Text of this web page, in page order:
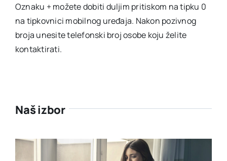
Oznaku + možete dobiti duljim pritiskom na tipku 0
na tipkovnici mobilnog uređaja. Nakon pozivnog
broja unesite telefonski broj osobe koju želite
kontaktirati.
Naš izbor